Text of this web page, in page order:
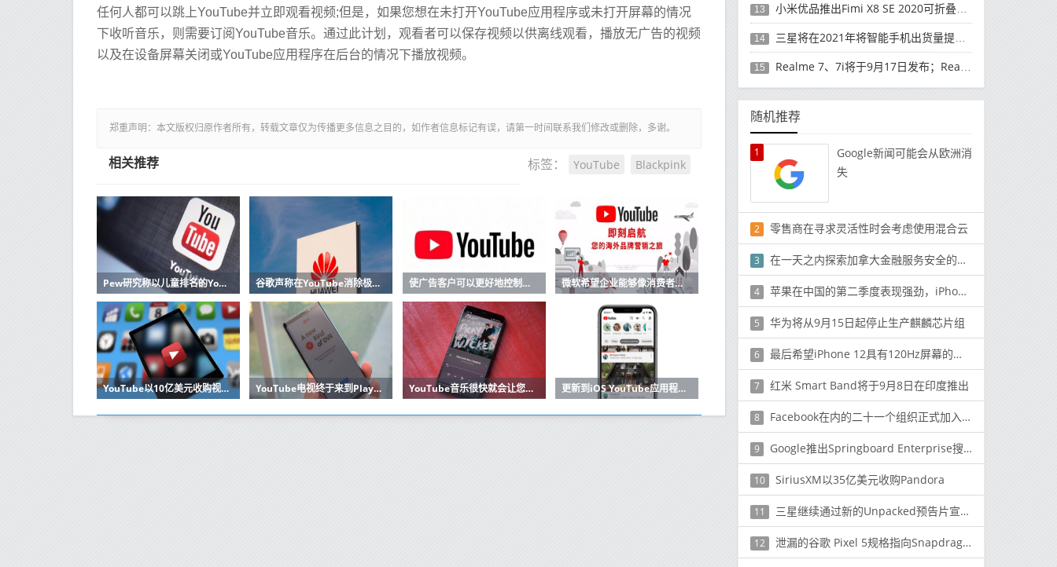
任何人都可以跳上YouTube并立即观看视频;但是，如果您想在未打开YouTube应用程序或未打开屏幕的情况
下收听音乐，则需要订阅YouTube音乐。通过此计划，观看者可以保存视频以供离线观看，播放无广告的视频
以及在设备屏幕关闭或YouTube应用程序在后台的情况下播放视频。
郑重声明：本文版权归原作者所有，转载文章仅为传播更多信息之目的，如作者信息标记有误，请第一时间联系我们修改或删除，多谢。
标签： YouTube Blackpink
相关推荐
Pew研究称以儿童排名的YouTube视频排名最高 谷歌声称在YouTube消除极端主义视频方面取得了进展 使广告客户可以更好地控制其广告在YouTube其他Google网站上的放置位置 微软希望企业能够像消费者在YouTube和类似平台上分发和消费内容一样轻松地上传
YouTube以10亿美元收购视频游戏流媒体供应商Twitch两个月后 YouTube电视终于来到PlayStation 4 YouTube音乐很快就会让您上传整个音乐库 更新到iOS YouTube应用程序会添加有用的新工具
13 小米优品推出Fimi X8 SE 2020可折叠无人机
14 三星将在2021年将智能手机出货量提高至3亿部
15 Realme 7、7i将于9月17日发布；Realme 7i的完整规格并导致泄漏
随机推荐
1
Google新闻可能会从欧洲消
失
2 零售商在寻求灵活性时会考虑使用混合云
3 在一天之内探索加拿大金融服务安全的所有变化
4 苹果在中国的第二季度表现强劲，iPhone销量增长了225％
5 华为将从9月15日起停止生产麒麟芯片组
6 最后希望iPhone 12具有120Hz屏幕的任何希望都被取消了
7 红米 Smart Band将于9月8日在印度推出
8 Facebook在内的二十一个组织正式加入了负责监管加密货币的天秤座协会
9 Google推出Springboard Enterprise搜索工具改进网站
10 SiriusXM以35亿美元收购Pandora
11 三星继续通过新的Unpacked预告片宣传Galaxy Note 20 5G事件
12 泄漏的谷歌 Pixel 5规格指向Snapdragon 765G，8GB RAM和大电池